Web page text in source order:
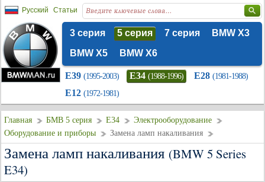
Русский Статьи
3 серия 5 серия 7 серия
BMW X3
BMW X5
BMW X6
E39 (1995-2003) E34 (1988-1996) E28 (1981-1988)
E12 (1972-1981)
Главная БМВ 5 серия E34
Электрооборудование
Оборудование и приборы
Замена ламп накаливания
Замена ламп накаливания (BMW 5 Series
E34)